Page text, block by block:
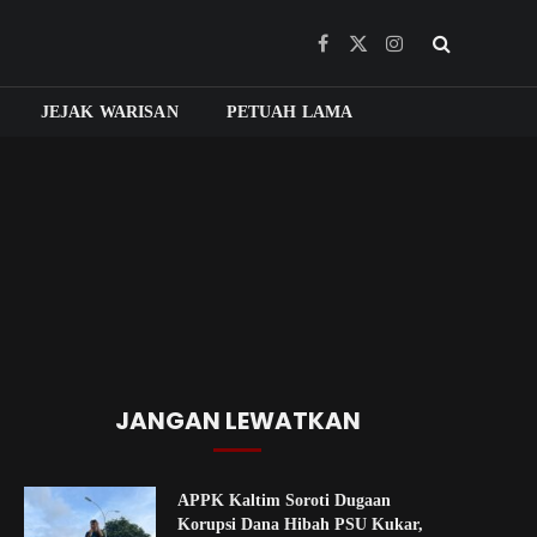
Facebook
X
Instagram
JEJAK WARISAN PETUAH LAMA
JANGAN LEWATKAN
APPK Kaltim Soroti Dugaan
Korupsi Dana Hibah PSU Kukar,